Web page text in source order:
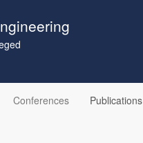
Conferences Publications